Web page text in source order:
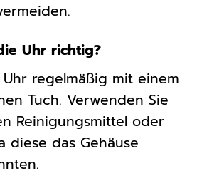
Uhr richtig?
regelmäßig mit einem
Tuch. Verwenden Sie
Reinigungsmittel oder
diese das Gehäuse